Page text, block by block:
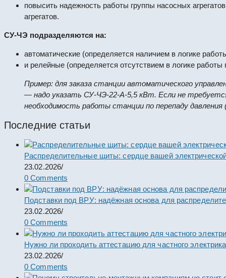
повысить надежность работы группы насосных
агрегатов.
СУ-ЧЭ подразделяются на:
автоматические (определяется наличием в логике
и релейные (определяется отсутствием в логике
Пример: для заказа станции автоматического
— надо указать СУ-ЧЭ-22-А-5,5 кВт. Если не
необходимость работы станции по перепаду давления
Последние статьи
Распределительные щиты: сердце вашей
23.02.2026/
0 Comments
Подставки под ВРУ: надёжная основа для
23.02.2026/
0 Comments
Нужно ли проходить аттестацию для частного
23.02.2026/
0 Comments